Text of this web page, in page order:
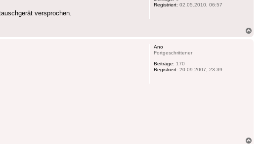
Registriert: 02.05.2010, 06:57
versprochen.
Ano
Fortgeschrittener
Beiträge: 170
Registriert: 20.09.2007, 23:39